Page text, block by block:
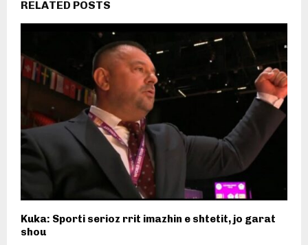
RELATED POSTS
​Kuka: Sporti serioz rrit imazhin e shtetit, jo garat
shou